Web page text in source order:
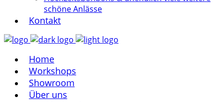
schöne Anlässe
Kontakt
Home
Workshops
Showroom
Über uns